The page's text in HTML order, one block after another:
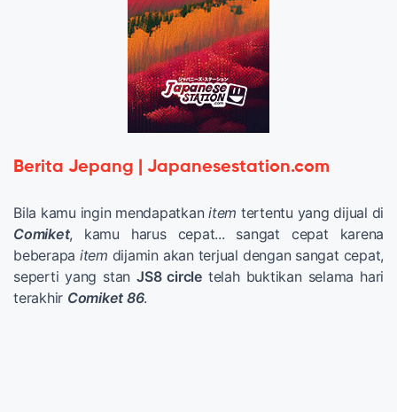
Berita Jepang | Japanesestation.com
Bila kamu ingin mendapatkan item tertentu yang dijual di
Comiket, kamu harus cepat... sangat cepat karena
beberapa item dijamin akan terjual dengan sangat cepat,
seperti yang stanJS8 circletelah buktikan selama hari
terakhir Comiket 86.